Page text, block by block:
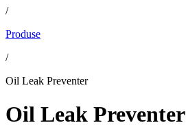
/
Produse
/
Oil Leak Preventer
Oil Leak Preventer